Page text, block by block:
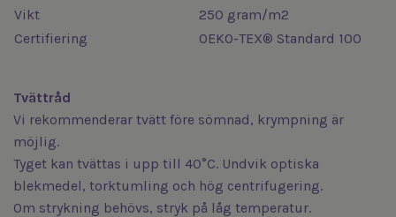
Vikt
250 gram/m2
Certifiering
OEKO-TEX® Standard 100
Tvättråd
Vi rekommenderar tvätt före sömnad, krympning är
möjlig.
Tyget kan tvättas i upp till 40°C. Undvik optiska
blekmedel, torktumling och hög centrifugering.
Om strykning behövs, stryk på låg temperatur.